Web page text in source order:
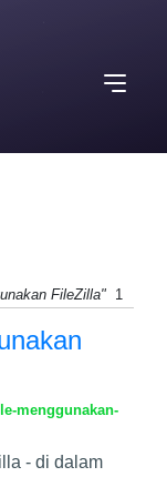
FileZilla" 1
menggunakan-
- di dalam